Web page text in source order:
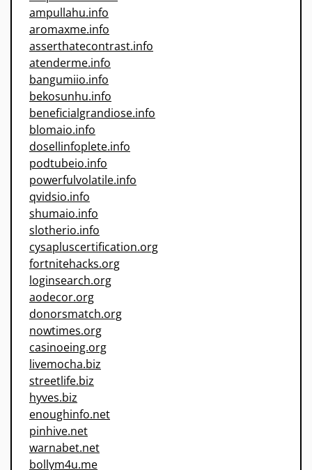
ampullahu.info
aromaxme.info
asserthatecontrast.info
atenderme.info
bangumiio.info
bekosunhu.info
beneficialgrandiose.info
blomaio.info
dosellinfoplete.info
podtubeio.info
powerfulvolatile.info
qvidsio.info
shumaio.info
slotherio.info
cysapluscertification.org
fortnitehacks.org
loginsearch.org
aodecor.org
donorsmatch.org
nowtimes.org
casinoeing.org
livemocha.biz
streetlife.biz
hyves.biz
enoughinfo.net
pinhive.net
warnabet.net
bollym4u.me